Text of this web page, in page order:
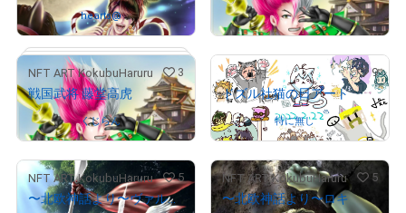
# 4/10
# 3/5
Owned byhearts@ ¥5,000 ($31.68)
NFT ART KokubuHaruru 3
戦国武将 藤堂高虎
Owned byくじらん
ドズル社 9
ドズル社猫の日アート
Owned by 特に無し
NFT ART KokubuHaruru 5
〜北欧神話より〜ヴァルキリー（ワルキューレ）
NFT ART KokubuHaruru 5
〜北欧神話より〜ロキ